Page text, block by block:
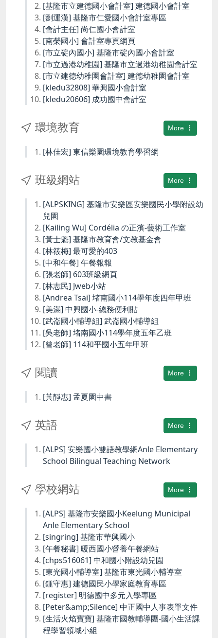
[基隆市立建德國小會計室] 建德國小會計室
[劉運漢] 基隆市仁愛國小會計室專區
[會計主任] 尚仁國小會計室
[南榮國小] 會計室專頁網頁
[市立碇內國小] 基隆市碇內國小會計室
[市立過港幼稚園] 基隆市立過港幼稚園會計室
[市立建德幼稚園會計室] 建德幼稚園會計室
[kledu32808] 華興國小會計室
[kledu20606] 成功國中會計室
More
環境教育
[林佳宏] 東信樂園環境教育學習網
More
班級網站
[ALPSKING] 基隆市安樂區安樂國民小學附設幼
兒園
[Kailing Wu] Cordélia の正濱-藝術工作室
[黃士魁] 基隆市教育會/文教基金會
[林筱梅] 最可愛的403
[中和午餐] 午餐報報
[張老師] 603班級網頁
[林志民] Jweb小站
[Andrea Tsai] 堵南國小114學年度四年甲班
[美滿] 中興國小-總務便利貼
[武崙國小輔導組] 武崙國小輔導組
[吳老師] 堵南國小114學年度五年乙班
[曾老師] 114和平國小五年甲班
More
閱讀
[黃靜惠] 孟夏園中書
More
英語
[ALPS] 安樂國小雙語教學網Anle Elementary
School Bilingual Teaching Network
More
學校網站
[ALPS] 基隆市安樂國小Keelung Municipal
Anle Elementary School
[singring] 基隆市華興國小
[午餐秘書] 暖西國小營養午餐網站
[chps516061] 中和國小附設幼兒園
[東光國小輔導室] 基隆市東光國小輔導室
[鍾守惠] 建德國民小學家庭教育專區
[register] 明德國中多元入學專區
[Peter&amp;Silence] 中正國中人事表單文件
[生活火焰寶寶] 基隆市國教輔導團-國小生活課
程學習領域小組